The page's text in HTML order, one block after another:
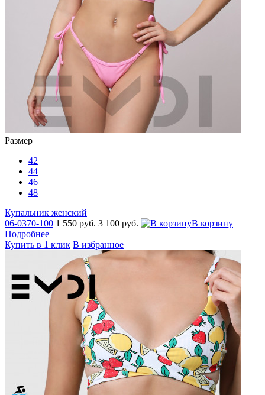
Размер
42
44
46
48
Купальник женский
06-0370-100 1 550 руб. 3 100 руб.
В корзину
Подробнее
Купить в 1 клик В избранное